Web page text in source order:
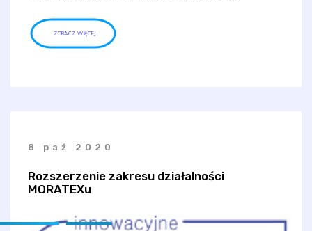
ZOBACZ WIĘCEJ
8 paź 2020
Rozszerzenie zakresu działalności
MORATEXu